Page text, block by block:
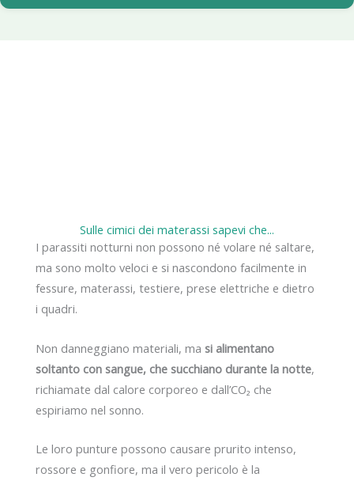
Sulle cimici dei materassi sapevi che...
I parassiti notturni non possono né volare né saltare,
ma sono molto veloci e si nascondono facilmente in
fessure, materassi, testiere, prese elettriche e dietro
i quadri.
Non danneggiano materiali, ma si alimentano
soltanto con sangue, che succhiano durante la notte,
richiamate dal calore corporeo e dall’CO₂ che
espiriamo nel sonno.
Le loro punture possono causare prurito intenso,
rossore e gonfiore, ma il vero pericolo è la